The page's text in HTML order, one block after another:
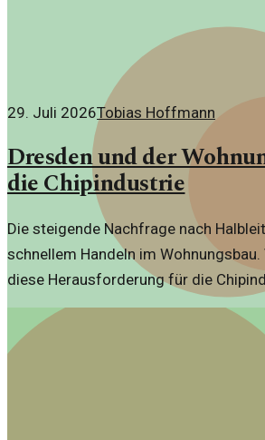
29. Juli 2026Tobias Hoffmann
Dresden und der
die Chipindustrie
Die steigende Nachfrage nach
schnellem Handeln im
diese Herausforderung für die